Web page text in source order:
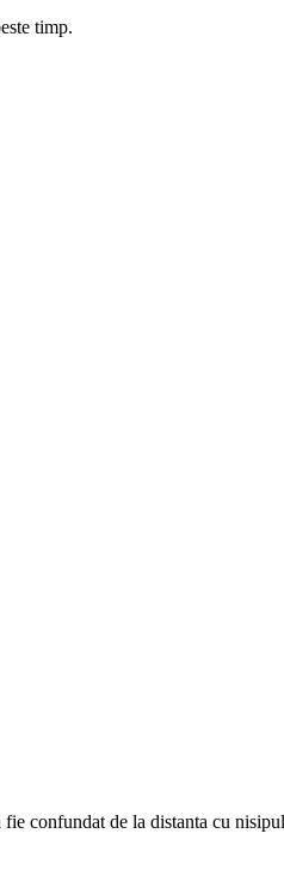
timp.
fie confundat de la distanta cu